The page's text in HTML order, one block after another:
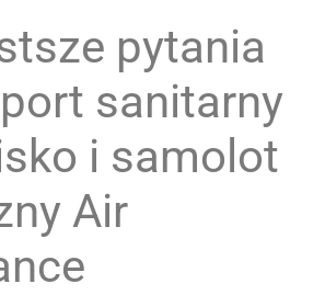
pytania
sanitarny
i samolot
Air